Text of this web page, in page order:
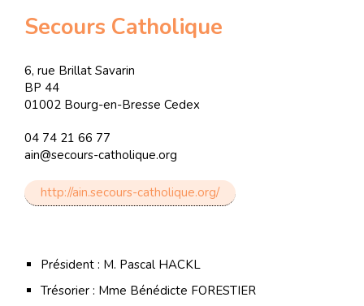
Secours Catholique
6, rue Brillat Savarin
BP 44
01002 Bourg-en-Bresse Cedex
04 74 21 66 77
ain@secours-catholique.org
http://ain.secours-catholique.org/
Président : M. Pascal HACKL
Trésorier : Mme Bénédicte FORESTIER